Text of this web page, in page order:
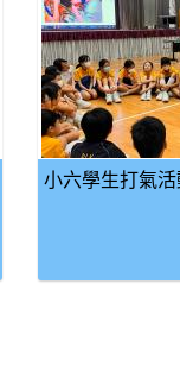
小六學生打氣